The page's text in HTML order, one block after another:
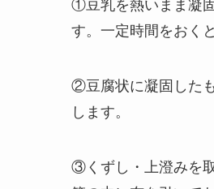
す。一定時間をおく
②豆腐状に凝固した
します。
③くずし・上澄みを